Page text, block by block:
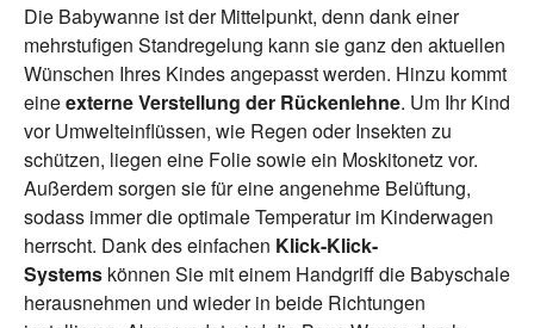
Die Babywanne ist der Mittelpunkt, denn dank einer
mehrstufigen Standregelung kann sie ganz den aktuellen
Wünschen Ihres Kindes angepasst werden. Hinzu kommt
eineexterne Verstellung der Rückenlehne. Um Ihr Kind
vor Umwelteinflüssen, wie Regen oder Insekten zu
schützen, liegen eine Folie sowie ein Moskitonetz vor.
Außerdem sorgen sie für eine angenehme Belüftung,
sodass immer die optimale Temperatur im Kinderwagen
herrscht. Dank des einfachen Klick-Klick-
Systems können Sie mit einem Handgriff die Babyschale
herausnehmen und wieder in beide Richtungen